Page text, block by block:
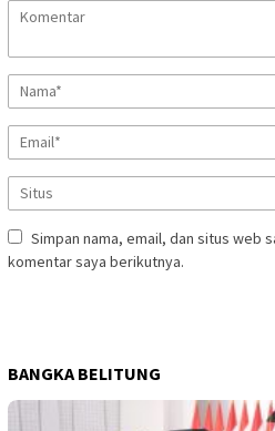
Simpan nama, email, dan situs web
komentar saya berikutnya.
BANGKA BELITUNG